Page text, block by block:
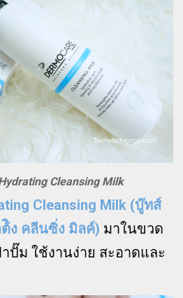
Cleansing Milk
Cleansing Milk (บู๊ทส์
ต้ิง คลีนซิ่ง มิลค์) มาในขวด
ปั๊ม ใช้งานง่าย สะอาดและ